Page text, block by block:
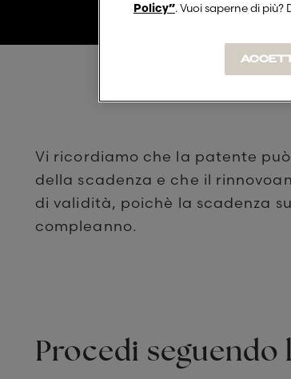
Vi ricordiamo che la patente
della scadenza e che il
di validità, poichè la scadenza
compleanno.
Procedi
Policy”. Vuoi saperne di più?